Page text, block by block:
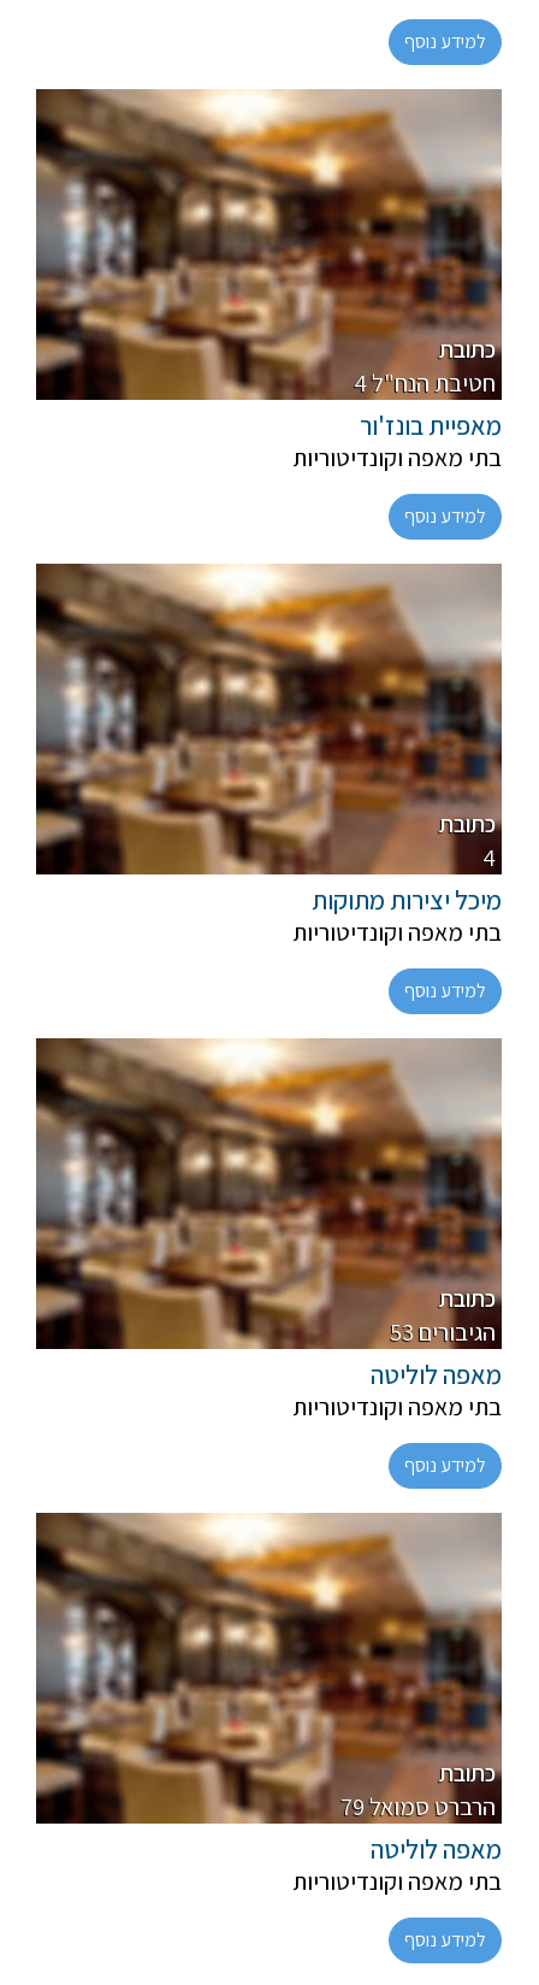
למידע נוסף
מהדרין
פרווה, חלבי
כתובת
4 חטיבת הנח"ל
מאפיית בונז'ור
בתי מאפה וקונדיטוריות
למידע נוסף
רגיל
חלבי
כתובת
4
מיכל יצירות מתוקות
בתי מאפה וקונדיטוריות
למידע נוסף
רגיל
פרווה, חלבי
כתובת
53 הגיבורים
מאפה לוליטה
בתי מאפה וקונדיטוריות
למידע נוסף
רגיל
פרווה, חלבי
כתובת
79 הרברט סמואל
מאפה לוליטה
בתי מאפה וקונדיטוריות
למידע נוסף